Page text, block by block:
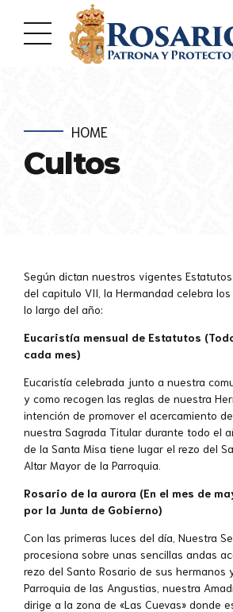
HOME
Cultos
Según dictan nuestros vigentes
del capitulo VII, la Hermandad celebra
lo largo del año:
Eucaristía mensual de Estatutos
cada mes)
Eucaristía celebrada junto a nuestra
y como recogen las reglas de nuestra
intención de promover el acercamiento
nuestra Sagrada Titular durante todo el
de la Santa Misa tiene lugar el rezo del
Altar Mayor de la Parroquia.
Rosario de la aurora (En el mes de
por la Junta de Gobierno)
Con las primeras luces del día, Nuestra
procesiona sobre unas sencillas andas
rezo del Santo Rosario de sus hermanos
Parroquia de las Angustias, nuestra
dirige a la zona de «Las Cuevas» donde